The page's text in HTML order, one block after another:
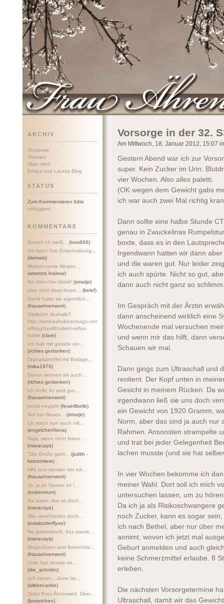
ARCHIV
Startseite
Themen
Über mich
Emilys und Lauras Blog
STATUS
Zum Kommentieren bitte
einloggen
KOMMENTARE
Soweit ich weiß...
(txxx666)
Ich kann Ihre Entscheidung...
(damals)
Wykończenia Wnętrz...
(wnetrza krakow)
Na dann her damit! (smutje)
also nicht dass ihnen...
(kelef)
Damit hatte sie eigentlich...
(frauaehrenwort)
Vielleicht deshalb?
http://www.babybeanbags.com.a
u/blog/health/silent-reflux-
babie (clare)
Ich hab mir gerade ein...
(richies gedanken)
Dramakartoffel mit Beilage...
(mika1970)
Davon kennen wir auch...
(richies gedanken)
ich hoffe ihr seid gut...
(frauaehrenwort)
prosit neujahr (feuerlibelle)
Auf ein Neues...
(smutje)
ich mach nun auch mit...
(engelchenfiona)
Naja, wenn nicht feiern...
(maracaya)
"Die Große geht...
(judith -
katzentiere)
Hihi zum denken bin ich...
(frauaehrenwort)
Ja, ja ja! Genau so !...
(evizentrum)
Na super, das ist doch...
(maracaya)
Wie verschieden doch...
(oolabutterflyoo)
Na gottseidank, das waere...
(maracaya)
MagenDarm und Bronchitis...
(frauaehrenwort)
Colin hat derzeit ne...
(die_schottin)
och komm....dann ist...
(wibbel-anke)
Duhu Frau Ährenwort. Dein...
(knoetchen)
Vorsorge in der 32.
Am Mittwoch, 18. Januar 2012, 15:07
Gestern Abend war ich zur
super. Kein Zucker im Urin.
vier Wochen. Also alles paletti.
(OK wegen dem Gewicht gabs
ich war auch zwei Mal richtig
Dann sollte eine halbe Stunde
genau in Zwuckelinas
boxte, dass es in den
Irgendwann hatten wir dann
und die waren gut. Nur leider
ich auch spürte. Nicht so gut,
dann auch nicht ganz so
Im Gespräch mit der Ärztin
dann anscheinend wirklich eine
Wochenende mal versuchen
und wenn mir das hilft, dann
Schauen wir mal.
Dann gings zum Ultraschall und
renitent. Der Kopf unten in
Gesicht in meinem Rücken. Da
irgendwann ließ sie uns doch
ein Gewicht von 1920 Gramm,
Norm, aber das sind ja auch nur
Rahmen. Ansonsten strampelte
und trat bei jeder Gelegenheit
lachen musste (und sie hat
In vier Wochen bekomme ich
meiner Wahl. Dort soll ich mich
untersuchen lassen, um zu
Da ich ja als Risikoschwangere
noch Zucker, kann es sogar
ich nach Bethel, aber nur über
annimt, wovon ich jetzt mal
Geburt anmelden und auch
keine Schmerzmittel erlaube. 8
erleben.
Die nächsten Vorsorgetermine
Ultraschall, damit wir das